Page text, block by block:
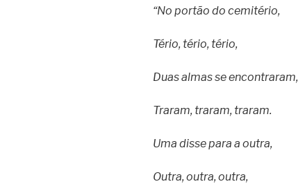
“No portão do cemitério,
Tério, tério, tério,
Duas almas se encontraram,
Traram, traram, traram.
Uma disse para a outra,
Outra, outra, outra,